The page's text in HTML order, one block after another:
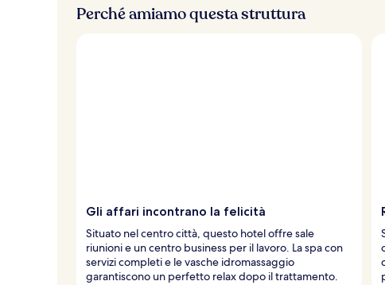
Perché amiamo questa struttura
Gli affari incontrano la felicità
Situato nel centro città, questo hotel offre sale
riunioni e un centro business per il lavoro. La spa con
servizi completi e le vasche idromassaggio
garantiscono un perfetto relax dopo il trattamento.